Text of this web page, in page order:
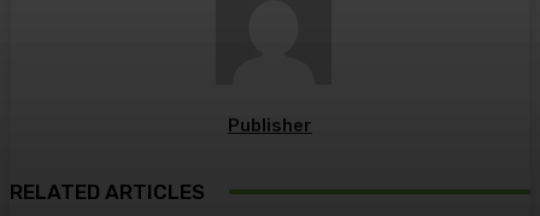
Publisher
RELATED ARTICLES